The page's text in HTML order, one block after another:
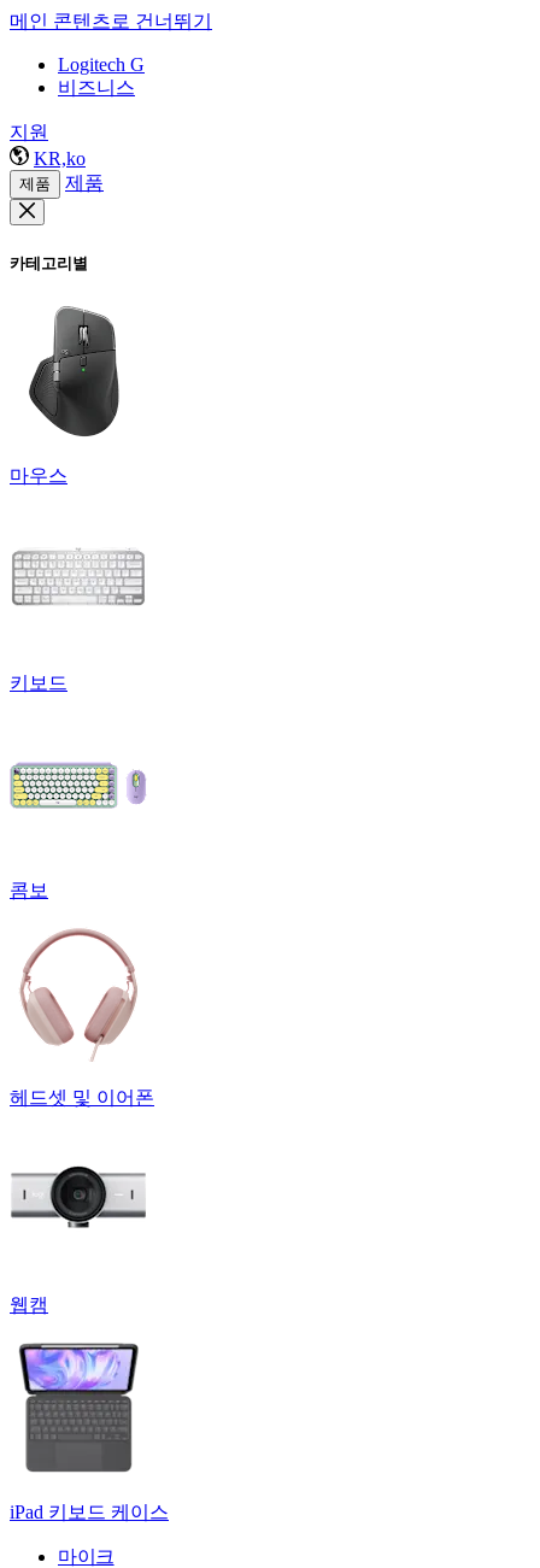
메인 콘텐츠로 건너뛰기
Logitech G
비즈니스
지원
KR,ko
제품 제품
카테고리별
마우스
키보드
콤보
헤드셋 및 이어폰
웹캠
iPad 키보드 케이스
마이크